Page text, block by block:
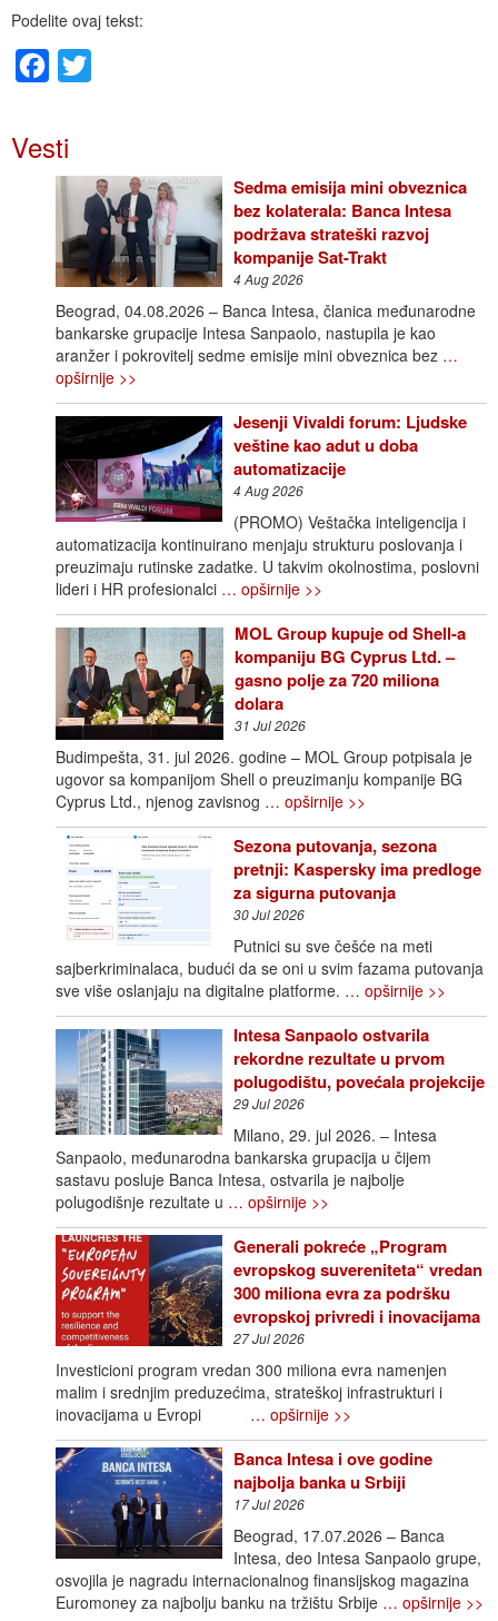
Podelite ovaj tekst:
Facebook
Vesti
Sedma emisija mini obveznica
bez kolaterala: Banca Intesa
podržava strateški razvoj
kompanije Sat-Trakt
4 Aug 2026
Beograd, 04.08.2026 – Banca Intesa, članica međunarodne
bankarske grupacije Intesa Sanpaolo, nastupila je kao
aranžer i pokrovitelj sedme emisije mini obveznica bez …
opširnije >>
Jesenji Vivaldi forum: Ljudske
veštine kao adut u doba
automatizacije
4 Aug 2026
(PROMO) Veštačka inteligencija i
automatizacija kontinuirano menjaju strukturu poslovanja i
preuzimaju rutinske zadatke. U takvim okolnostima, poslovni
lideri i HR profesionalci … opširnije >>
MOL Group kupuje od Shell-a
kompaniju BG Cyprus Ltd. –
gasno polje za 720 miliona
dolara
31 Jul 2026
Budimpešta, 31. jul 2026. godine – MOL Group potpisala je
ugovor sa kompanijom Shell o preuzimanju kompanije BG
Cyprus Ltd., njenog zavisnog … opširnije >>
Sezona putovanja, sezona
pretnji: Kaspersky ima predloge
za sigurna putovanja
30 Jul 2026
Putnici su sve češće na meti
sajberkriminalaca, budući da se oni u svim fazama putovanja
sve više oslanjaju na digitalne platforme. … opširnije >>
Intesa Sanpaolo ostvarila
rekordne rezultate u prvom
polugodištu, povećala projekcije
29 Jul 2026
Milano, 29. jul 2026. – Intesa
Sanpaolo, međunarodna bankarska grupacija u čijem
sastavu posluje Banca Intesa, ostvarila je najbolje
polugodišnje rezultate u … opširnije >>
Generali pokreće „Program
evropskog suvereniteta“ vredan
300 miliona evra za podršku
evropskoj privredi i inovacijama
27 Jul 2026
Investicioni program vredan 300 miliona evra namenjen
malim i srednjim preduzećima, strateškoj infrastrukturi i
inovacijama u Evropi … opširnije >>
Banca Intesa i ove godine
najbolja banka u Srbiji
17 Jul 2026
Beograd, 17.07.2026 – Banca
Intesa, deo Intesa Sanpaolo grupe,
osvojila je nagradu internacionalnog finansijskog magazina
Euromoney za najbolju banku na tržištu Srbije … opširnije >>